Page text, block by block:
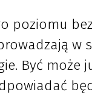
poziomu
w
Być może